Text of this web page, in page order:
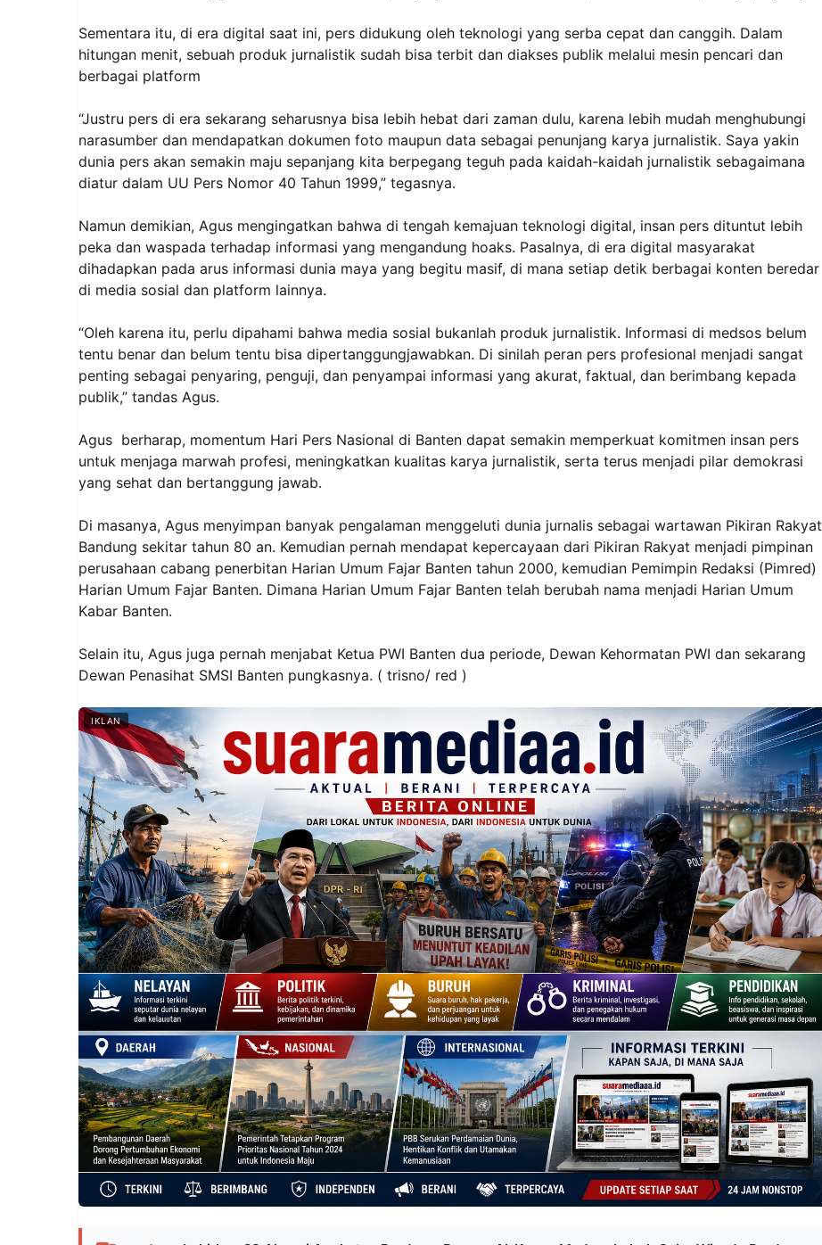
Sementara itu, di era digital saat ini, pers didukung oleh teknologi yang serba cepat dan canggih. Dalam
hitungan menit, sebuah produk jurnalistik sudah bisa terbit dan diakses publik melalui mesin pencari dan
berbagai platform
“Justru pers di era sekarang seharusnya bisa lebih hebat dari zaman dulu, karena lebih mudah menghubungi
narasumber dan mendapatkan dokumen foto maupun data sebagai penunjang karya jurnalistik. Saya yakin
dunia pers akan semakin maju sepanjang kita berpegang teguh pada kaidah-kaidah jurnalistik sebagaimana
diatur dalam UU Pers Nomor 40 Tahun 1999,” tegasnya.
Namun demikian, Agus mengingatkan bahwa di tengah kemajuan teknologi digital, insan pers dituntut lebih
peka dan waspada terhadap informasi yang mengandung hoaks. Pasalnya, di era digital masyarakat
dihadapkan pada arus informasi dunia maya yang begitu masif, di mana setiap detik berbagai konten beredar
di media sosial dan platform lainnya.
“Oleh karena itu, perlu dipahami bahwa media sosial bukanlah produk jurnalistik. Informasi di medsos belum
tentu benar dan belum tentu bisa dipertanggungjawabkan. Di sinilah peran pers profesional menjadi sangat
penting sebagai penyaring, penguji, dan penyampai informasi yang akurat, faktual, dan berimbang kepada
publik,” tandas Agus.
Agus berharap, momentum Hari Pers Nasional di Banten dapat semakin memperkuat komitmen insan pers
untuk menjaga marwah profesi, meningkatkan kualitas karya jurnalistik, serta terus menjadi pilar demokrasi
yang sehat dan bertanggung jawab.
Di masanya, Agus menyimpan banyak pengalaman menggeluti dunia jurnalis sebagai wartawan Pikiran Rakyat
Bandung sekitar tahun 80 an. Kemudian pernah mendapat kepercayaan dari Pikiran Rakyat menjadi pimpinan
perusahaan cabang penerbitan Harian Umum Fajar Banten tahun 2000, kemudian Pemimpin Redaksi (Pimred)
Harian Umum Fajar Banten. Dimana Harian Umum Fajar Banten telah berubah nama menjadi Harian Umum
Kabar Banten.
Selain itu, Agus juga pernah menjabat Ketua PWI Banten dua periode, Dewan Kehormatan PWI dan sekarang
Dewan Penasihat SMSI Banten pungkasnya. ( trisno/ red )
IKLAN